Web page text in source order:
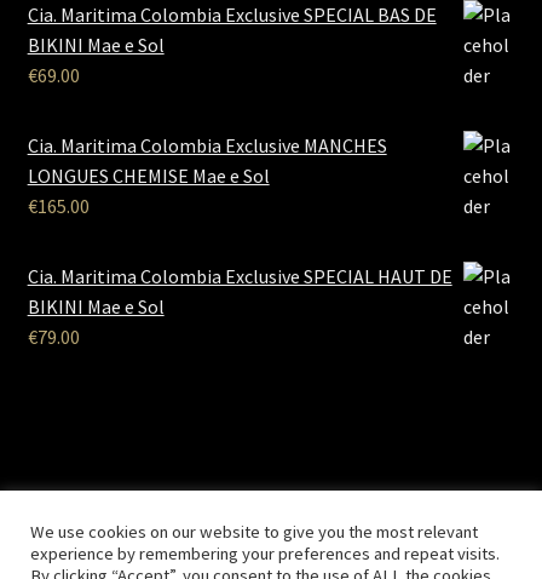
Cia. Maritima Colombia Exclusive SPECIAL BAS DE
BIKINI Mae e Sol
€69.00
Cia. Maritima Colombia Exclusive MANCHES
LONGUES CHEMISE Mae e Sol
€165.00
Cia. Maritima Colombia Exclusive SPECIAL HAUT DE
BIKINI Mae e Sol
€79.00
Réalisé parSolemarweb.com
We use cookies on our website to give you the most relevant
experience by remembering your preferences and repeat visits.